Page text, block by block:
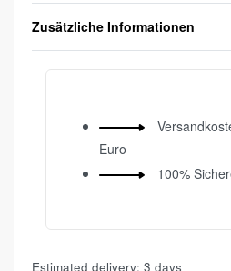
Zusätzliche Informationen
Euro
100%
Estimated delivery: 3 days